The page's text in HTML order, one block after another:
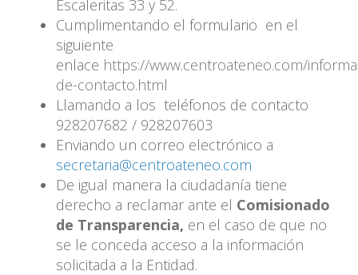
Escaleritas 33 y 52.
Cumplimentando el formulario en el
siguiente
enlace https://www.centroateneo.com/
de-contacto.html
Llamando a los teléfonos de contacto
928207682 / 928207603
Enviando un correo electrónico a
secretaria@centroateneo.com
De igual manera la ciudadanía tiene
derecho a reclamar ante el Comisionado
de Transparencia, en el caso de que no
se le conceda acceso a la información
solicitada a la Entidad.